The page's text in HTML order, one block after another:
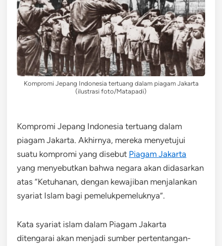
Kompromi Jepang Indonesia tertuang dalam piagam Jakarta
(ilustrasi foto/Matapadi)
Kompromi Jepang Indonesia tertuang dalam
piagam Jakarta. Akhirnya, mereka menyetujui
suatu kompromi yang disebut Piagam Jakarta
yang menyebutkan bahwa negara akan didasarkan
atas “Ketuhanan, dengan kewajiban menjalankan
syariat Islam bagi pemelukpemeluknya”.
Kata syariat islam dalam Piagam Jakarta
ditengarai akan menjadi sumber pertentangan-